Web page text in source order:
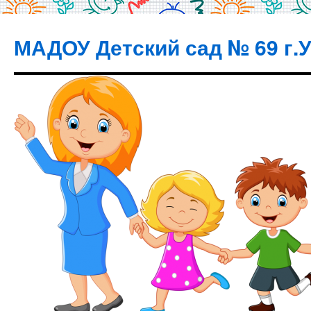
МАДОУ Детский сад № 69